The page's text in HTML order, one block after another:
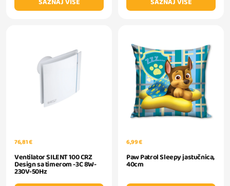
76,81 €
Ventilator SILENT 100 CRZ
Design sa timerom -3C 8W-
230V-50Hz
6,99 €
Paw Patrol Sleepy jastučnica,
40cm